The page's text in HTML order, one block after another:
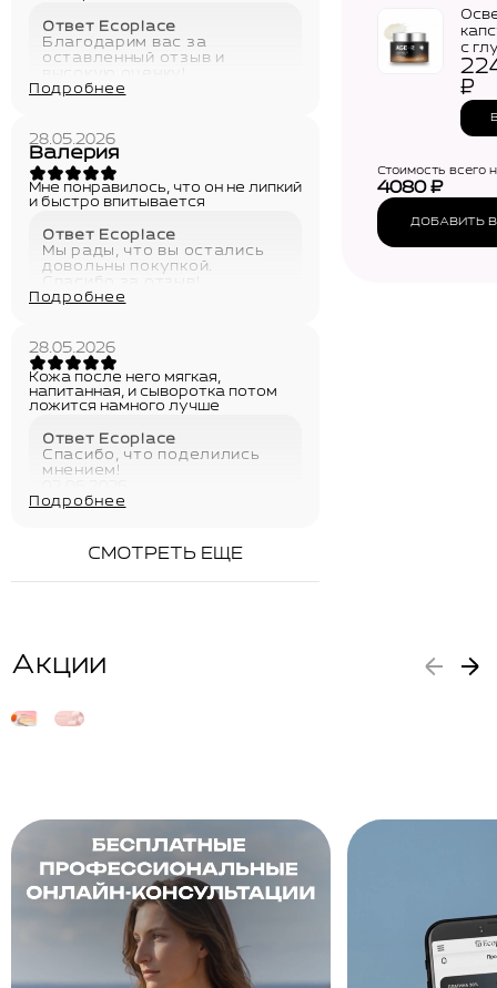
Ответ Ecoplace
Благодарим вас за
оставленный отзыв и
02.06.2026
Подробнее
28.05.2026
Валерия
Мне понравилось, что он не липкий
и быстро впитывается
Ответ Ecoplace
Мы рады, что вы остались
довольны покупкой.
02.06.2026
Подробнее
28.05.2026
Кожа после него мягкая,
напитанная, и сыворотка потом
ложится намного лучше
Ответ Ecoplace
Спасибо, что поделились
мнением!
Подробнее
СМОТРЕТЬ ЕЩЕ
с
₽
Стоимость всего
4080₽
ДОБАВИТЬ
Акции